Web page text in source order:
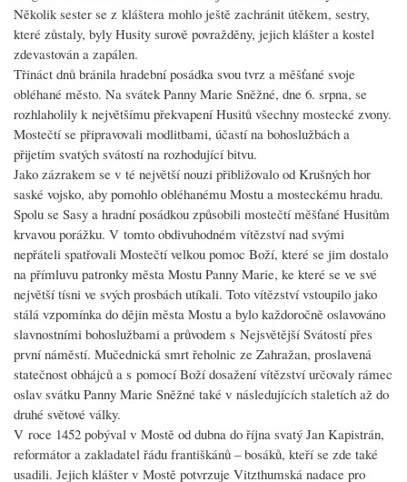
Několik sester se z kláštera mohlo ještě zachránit útěkem, sestry,
které zůstaly, byly Husity surově povražděny, jejich klášter a kostel
zdevastován a zapálen.
Třináct dnů bránila hradební posádka svou tvrz a měšťané svoje
obléhané město. Na svátek Panny Marie Sněžné, dne 6. srpna, se
rozhlaholily k největšímu překvapení Husitů všechny mostecké zvony.
Mostečtí se připravovali modlitbami, účastí na bohoslužbách a
přijetím svatých svátostí na rozhodující bitvu.
Jako zázrakem se v té největší nouzi přibližovalo od Krušných hor
saské vojsko, aby pomohlo obléhanému Mostu a mosteckému hradu.
Spolu se Sasy a hradní posádkou způsobili mostečtí měšťané Husitům
krvavou porážku. V tomto obdivuhodném vítězství nad svými
nepřáteli spatřovali Mostečtí velkou pomoc Boží, které se jim dostalo
na přímluvu patronky města Mostu Panny Marie, ke které se ve své
největší tísni ve svých prosbách utíkali. Toto vítězství vstoupilo jako
stálá vzpomínka do dějin města Mostu a bylo každoročně oslavováno
slavnostními bohoslužbami a průvodem s Nejsvětější Svátostí přes
první náměstí. Mučednická smrt řeholnic ze Zahražan, proslavená
statečnost obhájců a s pomocí Boží dosažení vítězství určovaly rámec
oslav svátku Panny Marie Sněžné také v následujících staletích až do
druhé světové války.
V roce 1452 pobýval v Mostě od dubna do října svatý Jan Kapistrán,
reformátor a zakladatel řádu františkánů – bosáků, kteří se zde také
usadili. Jejich klášter v Mostě potvrzuje Vitzthumská nadace pro